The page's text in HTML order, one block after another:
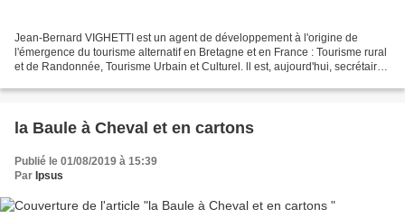
Jean-Bernard VIGHETTI est un agent de développement à l'origine de
l'émergence du tourisme alternatif en Bretagne et en France : Tourisme rural
et de Randonnée, Tourisme Urbain et Culturel. ll est, aujourd'hui, secrétaire
la Baule à Cheval et en cartons
Publié le 01/08/2019 à 15:39
Par Ipsus